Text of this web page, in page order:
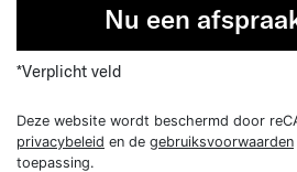
Nu een
*Verplicht veld
Deze website wordt beschermd door
privacybeleid en de gebruiksvoorwaarden
toepassing.